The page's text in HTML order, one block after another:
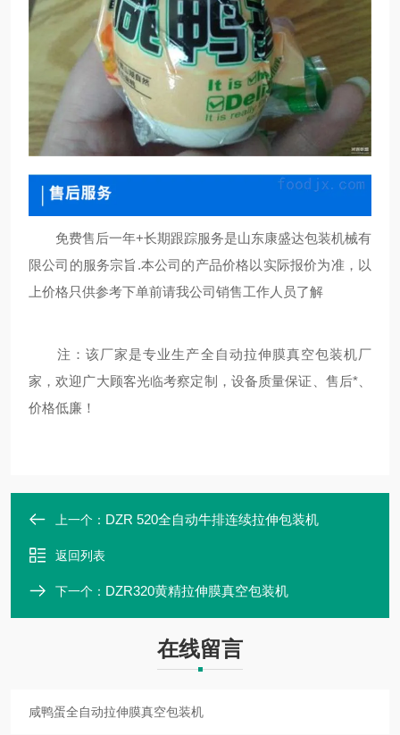
免费售后一年+长期跟踪服务是山东康盛达包装机械有
限公司的服务宗旨.本公司的产品价格以实际报价为准，以
上价格只供参考下单前请我公司销售工作人员了解
注：该厂家是专业生产全自动拉伸膜真空包装机厂
家，欢迎广大顾客光临考察定制，设备质量保证、售后*、
价格低廉！
上一个： DZR 520全自动牛排连续拉伸包装机
返回列表
下一个： DZR320黄精拉伸膜真空包装机
在线留言